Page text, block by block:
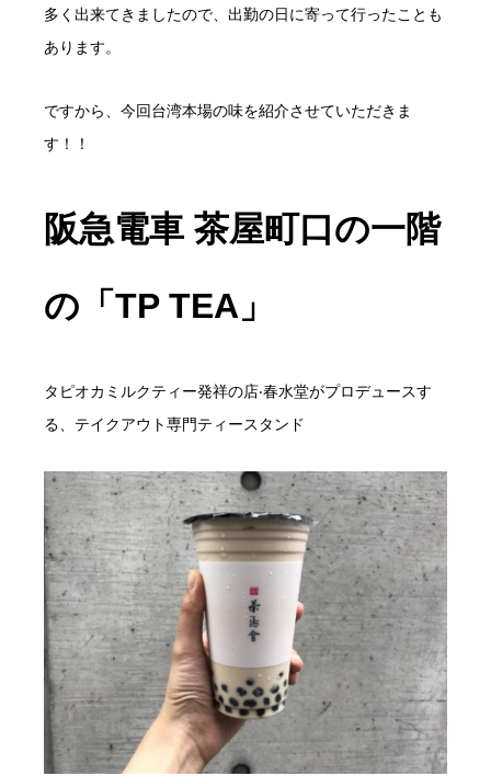
多く出来てきましたので、出勤の日に寄って行ったことも
あります。
ですから、今回台湾本場の味を紹介させていただきま
す！！
阪急電車 茶屋町口の一階
の「TP TEA」
タピオカミルクティー発祥の店‧春水堂がプロデュースす
る、テイクアウト専門ティースタンド